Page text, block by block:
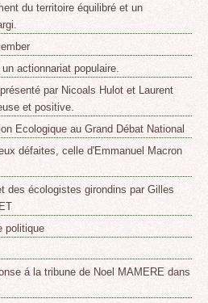
du territoire équilibré et un
actionnariat populaire.
par Nicoals Hulot et Laurent
et positive.
Ecologique au Grand Débat National
défaites, celle d'Emmanuel Macron
des écologistes girondins par Gilles
politique
á la tribune de Noel MAMERE dans